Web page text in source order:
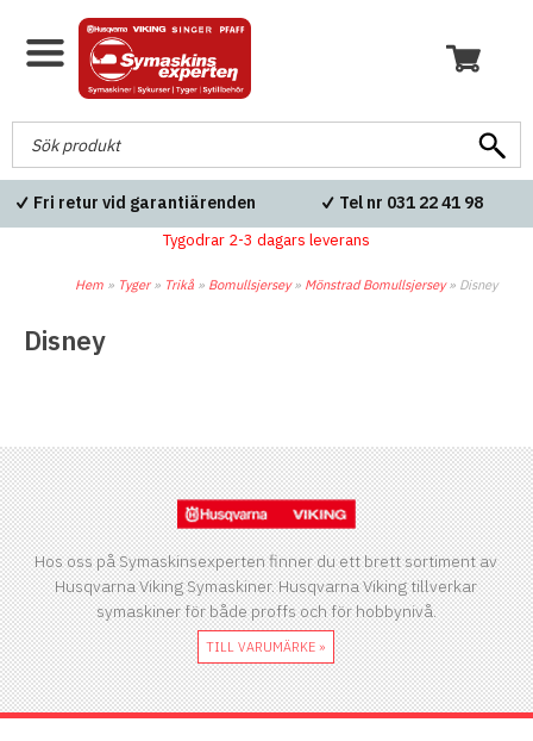
Fri retur vid garantiärenden Tel nr 031 22 41 98
Tygodrar 2-3 dagars leverans
Hem » Tyger» Trikå » Bomullsjersey» Mönstrad Bomullsjersey» Disney
Disney
Hos oss på Symaskinsexperten finner du ett brett sortiment av
Husqvarna Viking Symaskiner. Husqvarna Viking tillverkar
symaskiner för både proffs och för hobbynivå.
TILL VARUMÄRKE »